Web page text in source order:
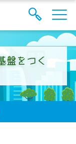
索
フ
ォ
ー
を
開
閉
る
イ
ト
メ
ニ
ー
盤をつく